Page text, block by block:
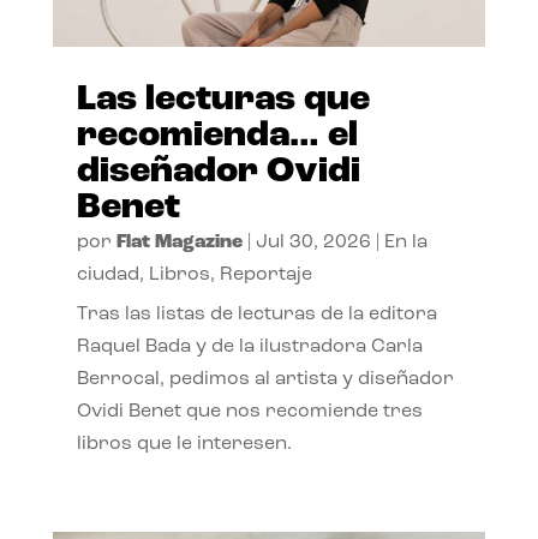
Las lecturas que
recomienda… el
diseñador Ovidi
Benet
por Flat Magazine| Jul 30, 2026
En la
ciudad, Libros, Reportaje
Tras las listas de lecturas de la editora
Raquel Bada y de la ilustradora Carla
Berrocal, pedimos al artista y diseñador
Ovidi Benet que nos recomiende tres
libros que le interesen.